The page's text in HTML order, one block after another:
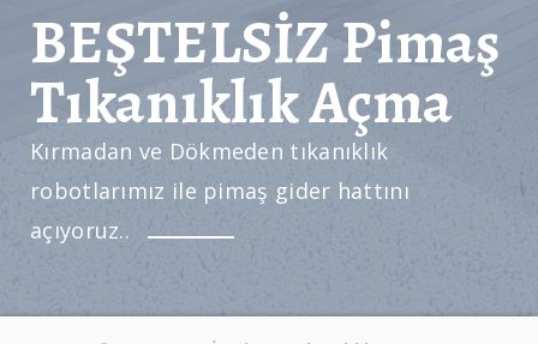
BEŞTELSİZ Pimaş
Tıkanıklık Açma
Kırmadan ve Dökmeden tıkanıklık
robotlarımız ile pimaş gider hattını
açıyoruz..